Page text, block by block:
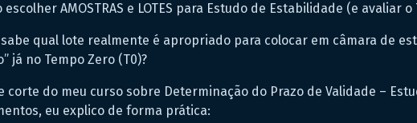
escolher AMOSTRAS e LOTES para Estudo de Estabilidade (e avaliar o
sabe qual lote realmente é apropriado para colocar em câmara de
já no Tempo Zero (T0)?
corte do meu curso sobre Determinação do Prazo de Validade –
eu explico de forma prática: